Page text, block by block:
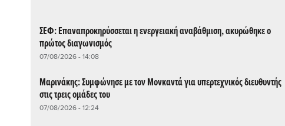
ΣΕΦ: Επαναπροκηρύσσεται η ενεργειακή αναβάθμιση, ακυρώθηκε ο
πρώτος διαγωνισμός
07/08/2026 - 14:08
Μαρινάκης: Συμφώνησε με τον Μονκαντά για υπερτεχνικός διευθυντής
στις τρεις ομάδες του
07/08/2026 - 12:24